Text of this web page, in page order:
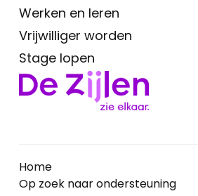
Werken en leren
Vrijwilliger worden
Stage lopen
Home
Op zoek naar ondersteuning